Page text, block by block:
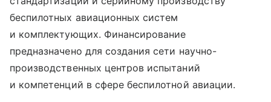
беспилотных авиационных систем
и комплектующих. Финансирование
предназначено для создания сети научно-
производственных центров испытаний
и компетенций в сфере беспилотной авиации.